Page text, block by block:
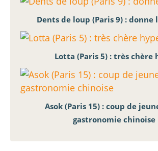
Dents de loup (Paris 9) : donne
Lotta (Paris 5) : très chère
Asok (Paris 15) : coup de
gastronomie chinoise